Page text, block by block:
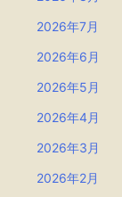
2026年7月
2026年6月
2026年5月
2026年4月
2026年3月
2026年2月